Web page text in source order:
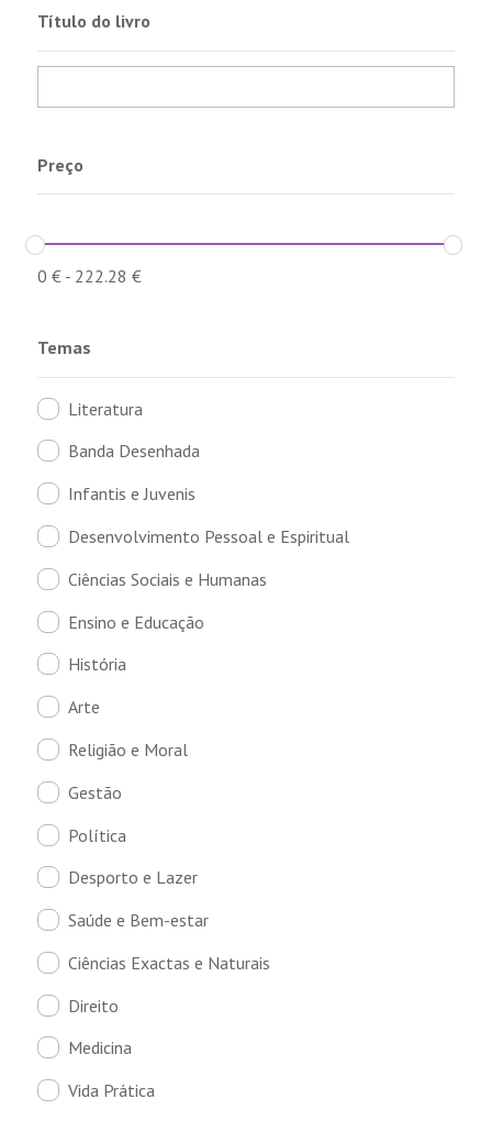
Título do livro
Preço
0 €- 222.28 €
Temas
Literatura
Banda Desenhada
Infantis e Juvenis
Desenvolvimento Pessoal e Espiritual
Ciências Sociais e Humanas
Ensino e Educação
História
Arte
Religião e Moral
Gestão
Política
Desporto e Lazer
Saúde e Bem-estar
Ciências Exactas e Naturais
Direito
Medicina
Vida Prática